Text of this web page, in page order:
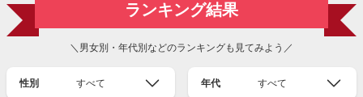
ランキング結果
＼男女別・年代別などのランキングも見てみよう／
性別 すべて 年代 すべて